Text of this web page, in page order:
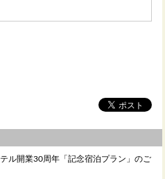
ル開業30周年「記念宿泊プラン」のご